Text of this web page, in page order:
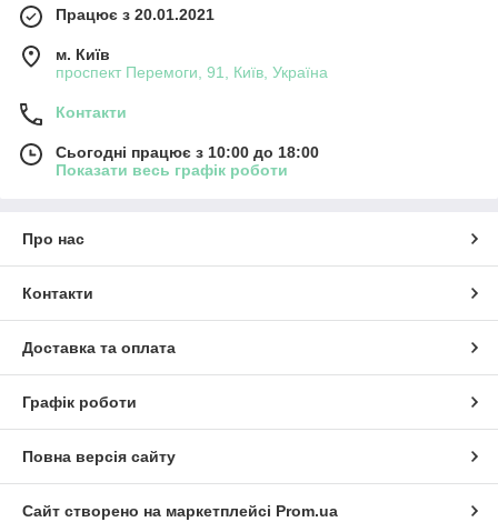
Працює з 20.01.2021
м. Київ
проспект Перемоги, 91, Київ, Україна
Контакти
Сьогодні працює з 10:00 до 18:00
Показати весь графік роботи
Про нас
Контакти
Доставка та оплата
Графік роботи
Повна версія сайту
Сайт створено на маркетплейсі Prom.ua